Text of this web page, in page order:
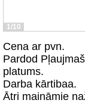
1/10
Cena ar pvn.
Pardod
platums.
Darba kārtibaa.
Ātri maināmie